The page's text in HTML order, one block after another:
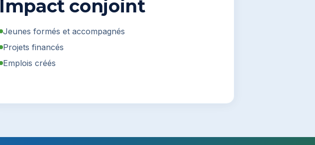
Impact conjoint
Jeunes formés et accompagnés
Projets financés
Emplois créés